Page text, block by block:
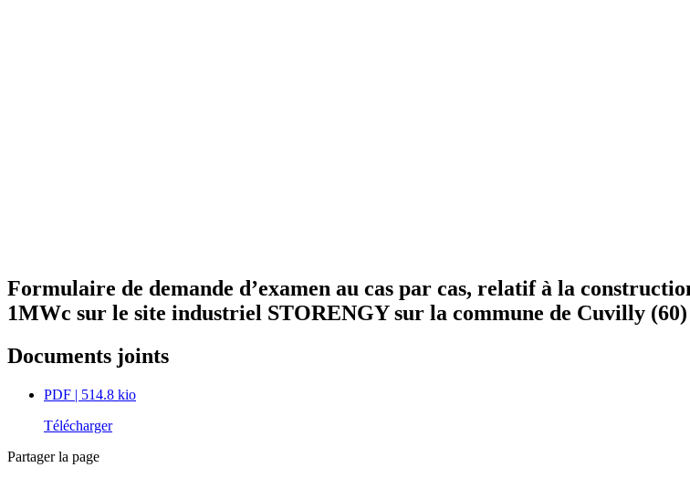
Formulaire de demande d’examen au cas par cas, relatif à la
1MWc sur le site industriel STORENGY sur la commune de Cuvilly (60)
Documents joints
PDF | 514.8 kio
Télécharger
Partager la page